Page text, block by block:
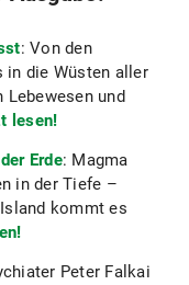
: Von den
in die Wüsten aller
und
lesen!
Erde: Magma
in der Tiefe –
kommt es
Peter Falkai